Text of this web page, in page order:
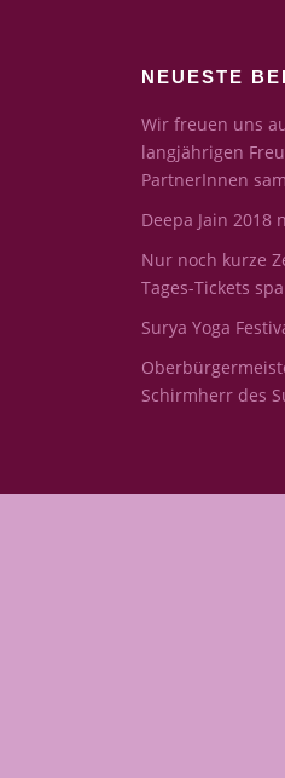
NEUESTE
Wir freuen uns
langjährigen
PartnerInnen
Deepa Jain 2018
Nur noch kurze
Tages-Tickets
Surya Yoga
Schirmherr des